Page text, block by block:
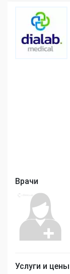
Врачи
Услуги и цены